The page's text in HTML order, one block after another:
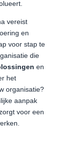
vereist
en
voor stap te
die
en
het
organisatie?
aanpak
voor een